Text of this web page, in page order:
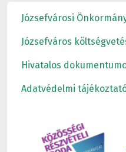
Józsefvárosi
Józsefváros
Hivatalos
Adatvédelmi